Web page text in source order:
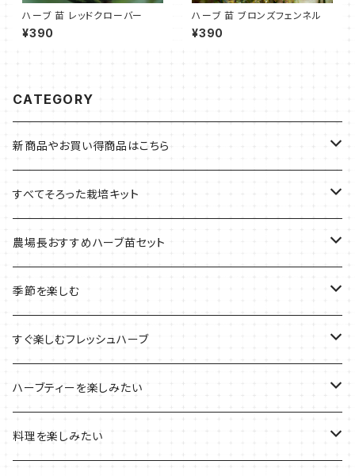
ハーブ 苗 レッドクローバー
¥390
ハーブ 苗 ブロンズフェンネル
¥390
CATEGORY
新商品やお買い得商品はこちら
今イチオシの商品
季節のおすすめ商品
すべてそろった栽培キット
フェルトプランターの栽培キット
ルーツポーチの栽培キット
ブリキプランターの栽培キット
木製プランターの栽培キット
プラ製プランターの栽培キット
農場長おすすめハーブ苗セット
農場長おすすめセット
おすすめの寄せ植え
季節を楽しむ
2022年のお正月
2022年の母の日
2021年の敬老の日
すぐ楽しむフレッシュハーブ
ハーブミックス
ハーブブーケ
ハーブティーを楽しみたい
ハーブティーの定番ハーブ
料理を楽しみたい